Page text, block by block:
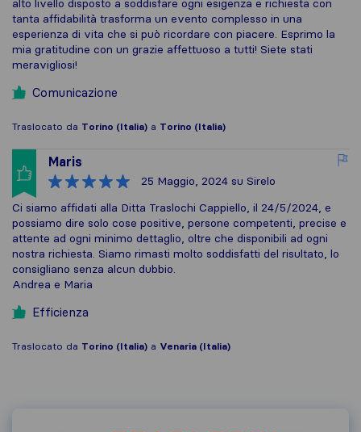
alto livello disposto a soddisfare ogni esigenza e richiesta con
tanta affidabilità trasforma un evento complesso in una
esperienza di vita che si può ricordare con piacere. Esprimo la
mia gratitudine con un grazie affettuoso a tutti! Siete stati
meravigliosi!
Comunicazione
Traslocato da Torino (Italia) a Torino (Italia)
Maris
25 Maggio, 2024 su Sirelo
Ci siamo affidati alla Ditta Traslochi Cappiello, il 24/5/2024, e
possiamo dire solo cose positive, persone competenti, precise e
attente ad ogni minimo dettaglio, oltre che disponibili ad ogni
nostra richiesta. Siamo rimasti molto soddisfatti del risultato, lo
consigliano senza alcun dubbio.
Andrea e Maria
Efficienza
Traslocato da Torino (Italia) a Venaria (Italia)